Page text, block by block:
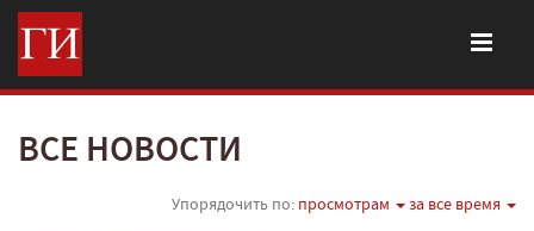
ВСЕ НОВОСТИ
Упорядочить по: просмотрам за все время